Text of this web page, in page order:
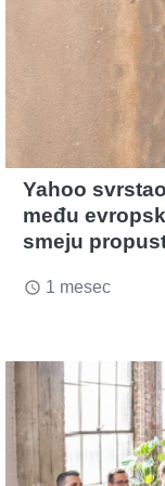
Yahoo
među
smeju
access_time 1 mesec